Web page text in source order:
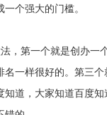
个强大的门槛。
第一个就是创办一
一样很好的。第三
道，大家知道百度